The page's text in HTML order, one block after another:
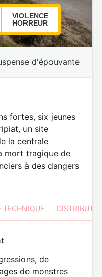
VIOLENCE
HORREUR
d'épouvante
fortes, six jeunes
un site
la centrale
mort tragique de
à des dangers
TECHNIQUE
de
de monstres